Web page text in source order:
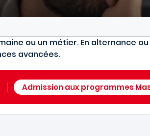
ou un métier. En alternance
avancées.
Admission aux programmes